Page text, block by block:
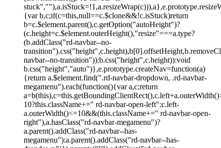
{var b,c;if(c=this,null==c.$clone&&!c.isStuck)return
b=c.$element.parent(),c.getOption("autoHeight")?
(c.height=c.$element.outerHeight(),"resize"===a.type?
(b.addClass("rd-navbar--no-
navbar--no-transition")):b.css("height",c.height)):void
b.css("height","auto")},e.prototype.createNav=function(a)
{return a.$element.find(".rd-navbar-dropdown, .rd-navbar-
megamenu").each(function(){var a,c;return
10?this.className+=" rd-navbar-open-left":c.left-
a.outerWidth()<=10&&(this.className+=" rd-navbar-open-
right"),a.hasClass("rd-navbar-megamenu")?
a.parent().addClass("rd-navbar--has-
megamenu"):a.parent().addClass("rd-navbar--has-